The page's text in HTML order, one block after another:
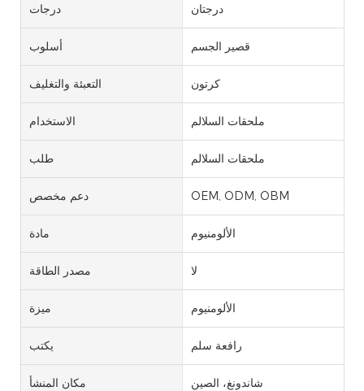
درجات درجتان
أسلوب قصير الجسم
التعبئة والتغليف كرتون
الاستخدام ملحقات السلالم
طلب ملحقات السلالم
دعم مخصص OEM, ODM, OBM
مادة الألومنيوم
مصدر الطاقة لا
ميزة الألومنيوم
يكتب رافعة سلم
مكان المنشأ شاندونغ، الصين